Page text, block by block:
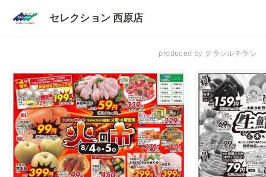
セレクション 西原店
produced by クラシルチラシ